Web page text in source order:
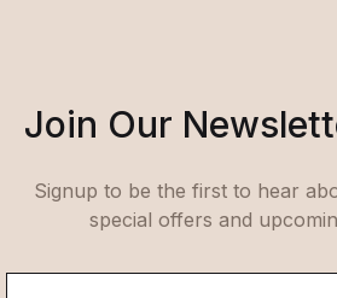
Join Our
Signup to be the first to hear
special offers and